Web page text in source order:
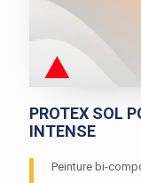
PROTEX SOL
INTENSE
Peinture bi-